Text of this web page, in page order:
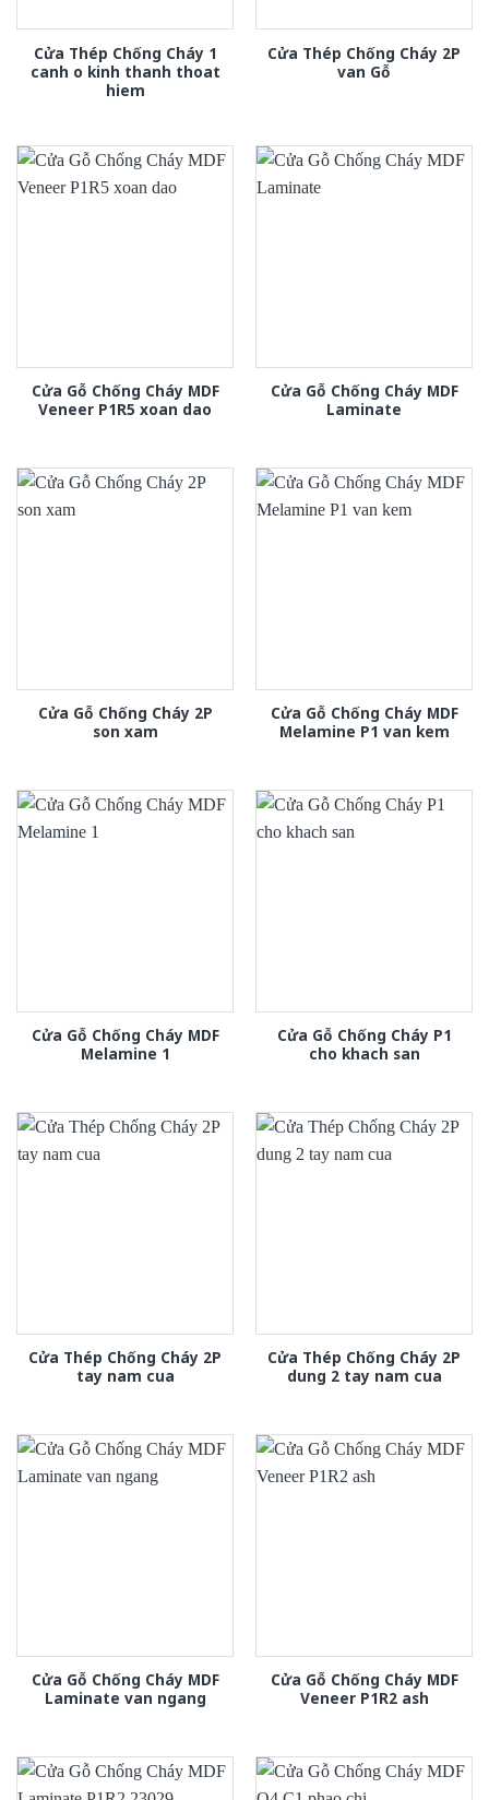
Cửa Thép Chống Cháy 1
canh o kinh thanh thoat
hiem
Cửa Thép Chống Cháy 2P
van Gỗ
Cửa Gỗ Chống Cháy MDF
Veneer P1R5 xoan dao
Cửa Gỗ Chống Cháy MDF
Laminate
Cửa Gỗ Chống Cháy 2P
son xam
Cửa Gỗ Chống Cháy MDF
Melamine P1 van kem
Cửa Gỗ Chống Cháy MDF
Melamine 1
Cửa Gỗ Chống Cháy P1
cho khach san
Cửa Thép Chống Cháy 2P
tay nam cua
Cửa Thép Chống Cháy 2P
dung 2 tay nam cua
Cửa Gỗ Chống Cháy MDF
Laminate van ngang
Cửa Gỗ Chống Cháy MDF
Veneer P1R2 ash